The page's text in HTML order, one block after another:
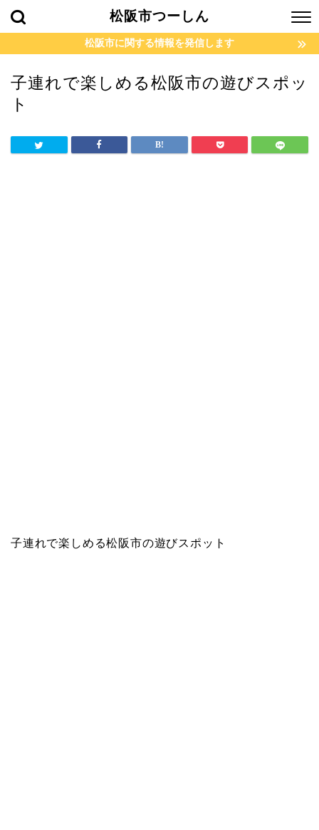
松阪市つーしん
松阪市に関する情報を発信します
子連れで楽しめる松阪市の遊びスポッ
ト
子連れで楽しめる松阪市の遊びスポット